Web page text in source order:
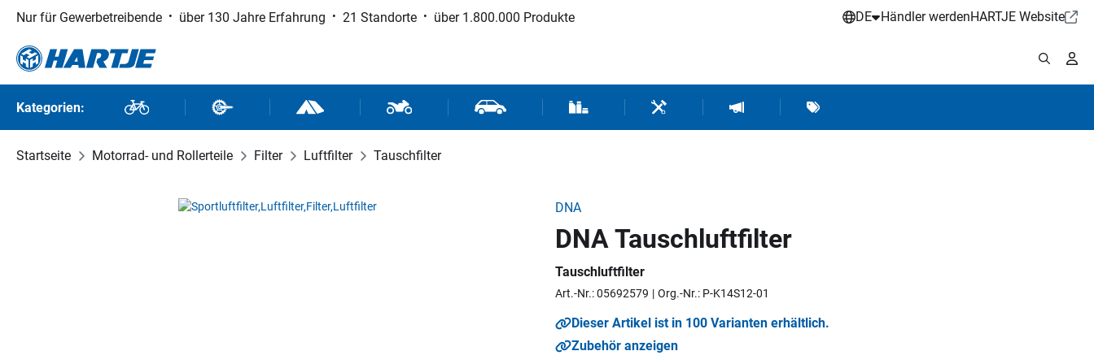
Hauptinhalt springen
Zur Suche springen
Zur Hauptnavigation springen
Nur für Gewerbetreibende über 130 Jahre Erfahrung 21 Standorte über 1.800.000 Produkte DE Händler werdenHARTJE Website
Kategorien: Fahrräder Fahrradteile Outdoor und SportMotorrad- und RollerteileFahrzeugteile und ZubehörVerbrauchsmaterial / Werkstattbedarf
Werkzeuge / Werkstattausrüstung
Hartje MarketingMarken
Startseite Motorrad- und Rollerteile Filter Luftfilter Tauschfilter
DNA
DNA Tauschluftfilter
Tauschluftfilter
Art.-Nr.: 05692579 Org.-Nr.: P-K14S12-01
Dieser Artikel ist in 100 Varianten erhältlich.
Zubehör anzeigen